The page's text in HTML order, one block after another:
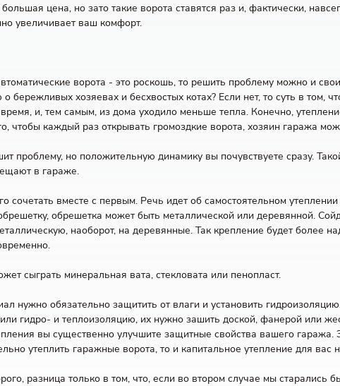
цена, но зато такие ворота ставятся раз и, фактически,
увеличивает ваш комфорт.
ворота - это роскошь, то решить проблему можно и
хозяевах и бесхвостых котах? Если нет, то суть в том,
и, тем самым, из дома уходило меньше тепла. Конечно,
чтобы каждый раз открывать громоздкие ворота, хозяин гаража
проблему, но положительную динамику вы почувствуете сразу.
в гараже.
сочетать вместе с первым. Речь идет об самостоятельном
обрешетка может быть металлической или деревянной.
наоборот, на деревянные. Так крепление будет
сыграть минеральная вата, стекловата или пенопласт.
нужно обязательно защитить от влаги и установить
гидро- и теплоизоляцию, их нужно зашить доской, фанерой или
вы существенно улучшите защитные свойства вашего гаража.
утеплить гаражные ворота, то и капитальное утепление для вас
разница только в том, что, если во втором случае мы